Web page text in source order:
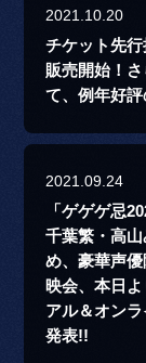
2021.10.20
チケット先
販売開始！
て、例年好評
2021.09.24
「ゲゲゲ忌
千葉繁・高
め、豪華声
映会、本日
アル＆オン
発表!!